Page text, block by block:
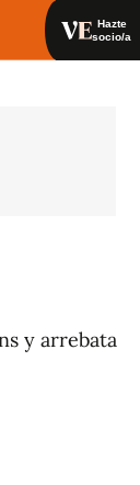
Hazte
socio/a
y arrebata